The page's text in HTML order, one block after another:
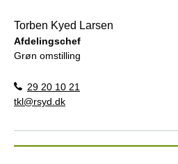
Torben Kyed Larsen
Afdelingschef
Grøn omstilling
29 20 10 21
tkl@rsyd.dk